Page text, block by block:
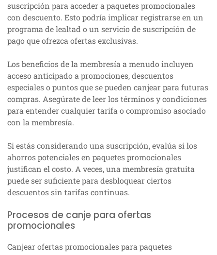
suscripción para acceder a paquetes promocionales
con descuento. Esto podría implicar registrarse en un
programa de lealtad o un servicio de suscripción de
pago que ofrezca ofertas exclusivas.
Los beneficios de la membresía a menudo incluyen
acceso anticipado a promociones, descuentos
especiales o puntos que se pueden canjear para futuras
compras. Asegúrate de leer los términos y condiciones
para entender cualquier tarifa o compromiso asociado
con la membresía.
Si estás considerando una suscripción, evalúa si los
ahorros potenciales en paquetes promocionales
justifican el costo. A veces, una membresía gratuita
puede ser suficiente para desbloquear ciertos
descuentos sin tarifas continuas.
Procesos de canje para ofertas
promocionales
Canjear ofertas promocionales para paquetes